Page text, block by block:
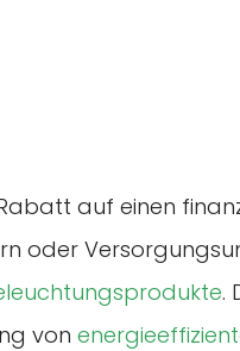
auf einen
oder
.
von